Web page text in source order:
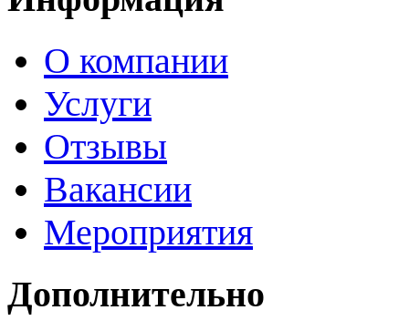
О компании
Услуги
Отзывы
Вакансии
Мероприятия
Дополнительно